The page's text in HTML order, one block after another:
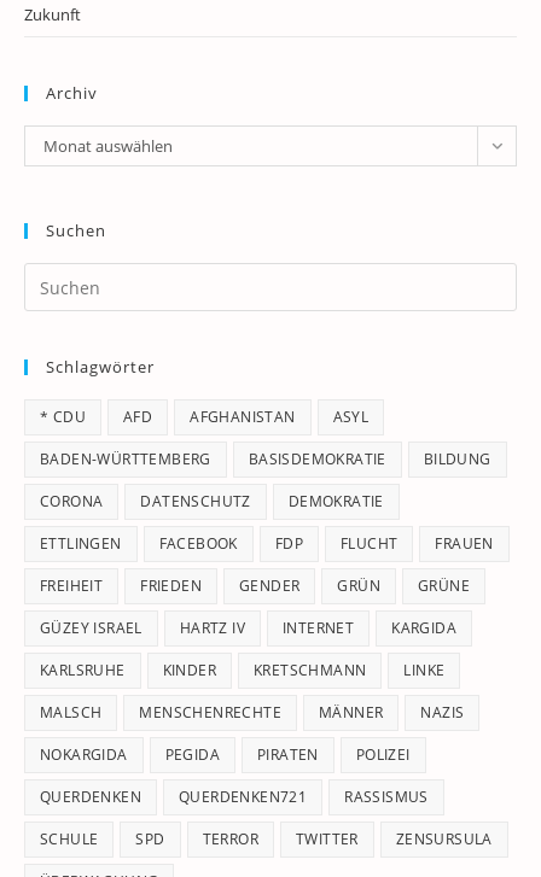
Zukunft
Archiv
Archiv
Monat auswählen
Suchen
Schlagwörter
* CDU AFD AFGHANISTAN ASYL
BADEN-WÜRTTEMBERG BASISDEMOKRATIE BILDUNG
CORONA DATENSCHUTZ DEMOKRATIE
ETTLINGEN FACEBOOK FDP FLUCHT FRAUEN
FREIHEIT FRIEDEN GENDER GRÜN GRÜNE
GÜZEY ISRAEL HARTZ IV INTERNET KARGIDA
KARLSRUHE KINDER KRETSCHMANN LINKE
MALSCH MENSCHENRECHTE MÄNNER NAZIS
NOKARGIDA PEGIDA PIRATEN POLIZEI
QUERDENKEN QUERDENKEN721 RASSISMUS
SCHULE SPD TERROR TWITTER ZENSURSULA